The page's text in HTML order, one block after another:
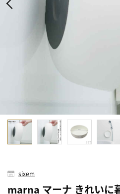
sixem
marna マーナ きれいに